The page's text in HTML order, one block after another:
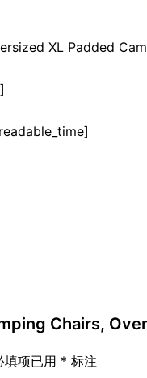
XL Padded
Chairs,
填项已用 * 标注